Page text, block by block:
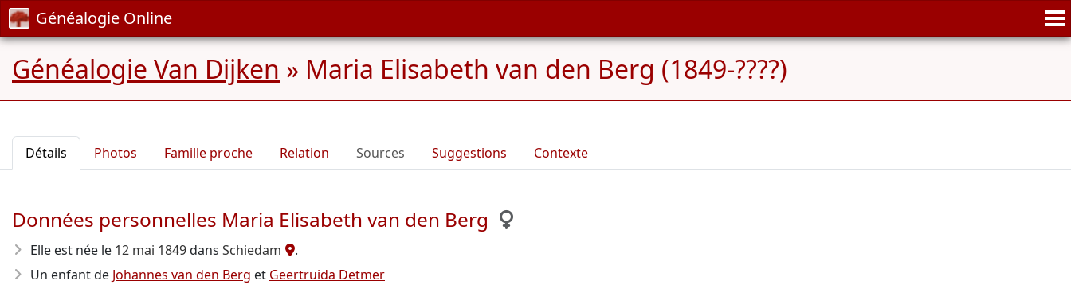
Généalogie Online
Généalogie Van Dijken » Maria Elisabeth van den Berg (1849-????)
Détails Photos Famille proche Relation Sources Suggestions Contexte
Données personnelles Maria Elisabeth van den Berg
Elle est née le 12 mai 1849dans Schiedam
.
Un enfant de Johannes van den Berg et Geertruida Detmer